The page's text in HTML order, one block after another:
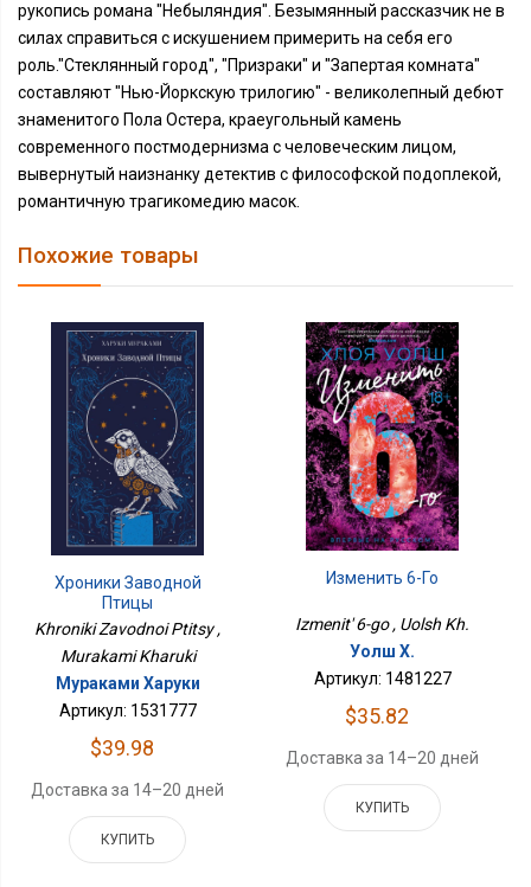
рукопись романа "Небыляндия". Безымянный рассказчик не в
силах справиться с искушением примерить на себя его
роль."Стеклянный город", "Призраки" и "Запертая комната"
составляют "Нью-Йоркскую трилогию" - великолепный дебют
знаменитого Пола Остера, краеугольный камень
современного постмодернизма с человеческим лицом,
вывернутый наизнанку детектив с философской подоплекой,
романтичную трагикомедию масок.
Похожие товары
Хроники Заводной
Птицы
Khroniki Zavodnoi Ptitsy ,
Murakami Kharuki
Мураками Харуки
Артикул: 1531777
$39.98
Доставка за 14–20 дней
КУПИТЬ
Изменить 6-Го
Izmenit' 6-go , Uolsh Kh.
Уолш Х.
Артикул: 1481227
$35.82
Доставка за 14–20 дней
КУПИТЬ